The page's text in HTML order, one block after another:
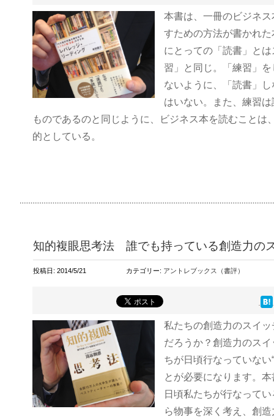
本書は、一冊のビジネ
すための方法が書かれ
にとっての「読書」と
習」と同じ。「練習」
ないように、「読書」
はいない。また、練習
ものであるのと同じように、ビジネス本を読むことは
的としている。
知的複眼思考法 誰でも持っている創造力の
投稿日: 2014/5/21 カテゴリー: アントレブックス（書評）
私たちの創造力のスイ
だろうか？ 創造力のス
ちが日頃行なっていない
とが必要になります。
日頃私たちが行なって
ら物事を深く考え、創